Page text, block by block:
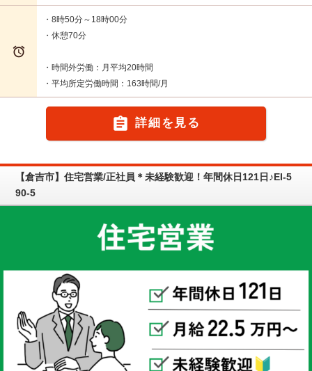

・8時50分～18時00分
・休憩70分
・時間外労働：月平均20時間
・平均所定労働時間：163時間/月
 詳細を見る
【倉吉市】住宅営業/正社員＊未経験歓迎！年間休日121日♪EI-5
90-5